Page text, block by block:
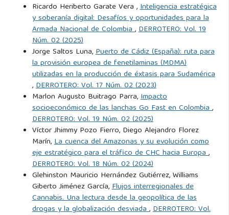
Ricardo Heriberto Garate Vera ,Inteligencia estratégica
y soberanía digital: Desafíos y oportunidades para la
Armada Nacional de Colombia,DERROTERO: Vol. 19
Núm. 02 (2025)
Jorge Saltos Luna,Puerto de Cádiz (España): ruta para
la provisión europea de fenetilaminas (MDMA)
utilizadas en la producción de éxtasis para Sudamérica
,DERROTERO: Vol. 17 Núm. 02 (2023)
Marlon Augusto Buitrago Parra,Impacto
socioeconómico de las lanchas Go Fast en Colombia,
DERROTERO: Vol. 19 Núm. 02 (2025)
Víctor Jhimmy Pozo Fierro, Diego Alejandro Florez
Marín,La cuenca del Amazonas y su evolución como
eje estratégico para el tráfico de CHC hacia Europa,
DERROTERO: Vol. 18 Núm. 02 (2024)
Glehinston Mauricio Hernández Gutiérrez, Williams
Giberto Jiménez García,Flujos interregionales de
Cannabis. Una lectura desde la geopolítica de las
drogas y la globalización desviada,DERROTERO: Vol.